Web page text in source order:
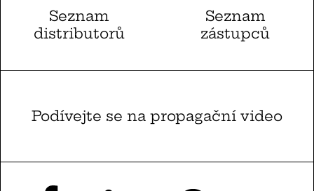
Seznam
distributorů
Seznam
zástupců
Podívejte se na propagační video